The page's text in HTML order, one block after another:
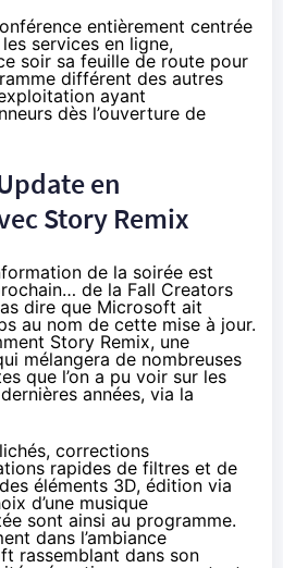
entièrement centrée
services en ligne,
soir sa feuille de route pour
différent des autres
ayant
dès l’ouverture de
en
Story Remix
de la soirée est
de la Fall Creators
dire que Microsoft ait
au nom de cette mise à jour.
Story Remix, une
mélangera de nombreuses
que l’on a pu voir sur les
années, via la
corrections
rapides de filtres et de
éléments 3D, édition via
d’une musique
sont ainsi au programme.
dans l’ambiance
rassemblant dans son